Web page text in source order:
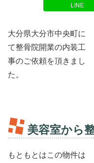
LINE
大分県大分市中央町に
て整骨院開業の内装工
事のご依頼を頂きまし
た。
美容室から
もともとはこの物件は